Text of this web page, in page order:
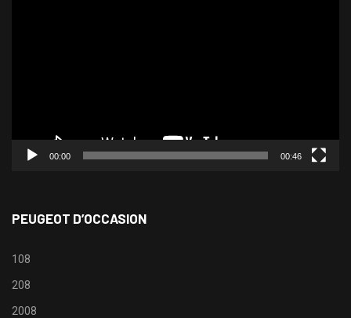
00:00 00:46
PEUGEOT D’OCCASION
108
208
2008